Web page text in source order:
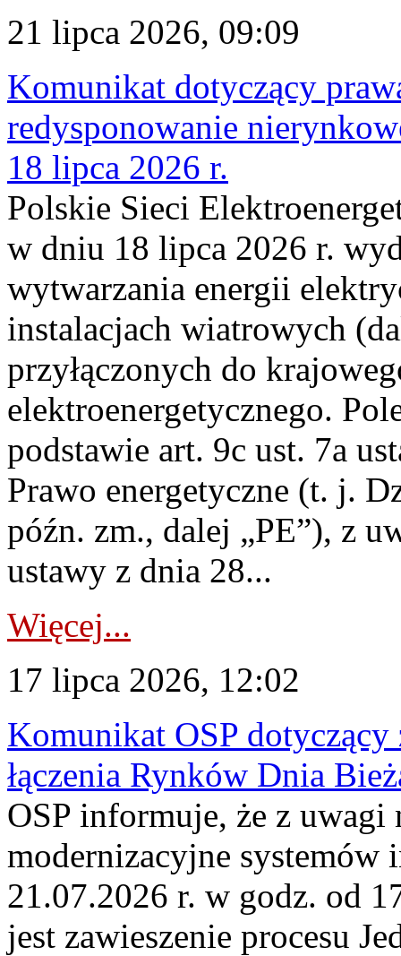
21 lipca 2026, 09:09
Komunikat dotyczący
redysponowanie
18 lipca 2026 r.
Polskie Sieci
w dniu 18 lipca 2026 r.
wytwarzania energii
instalacjach wiatrowych
przyłączonych do
elektroenergetycznego.
podstawie art. 9c ust. 7a
Prawo energetyczne (t. j.
późn. zm., dalej „PE”), z
ustawy z dnia 28...
Więcej...
17 lipca 2026, 12:02
Komunikat OSP dotyczący
łączenia Rynków Dnia
OSP informuje, że z uwagi
modernizacyjne
21.07.2026 r. w godz. od
jest zawieszenie procesu